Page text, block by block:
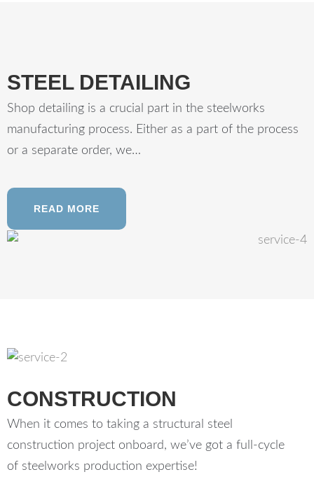
STEEL DETAILING
Shop detailing is a crucial part in the steelworks
manufacturing process. Either as a part of the process
or a separate order, we…
READ MORE
CONSTRUCTION
When it comes to taking a structural steel
construction project onboard, we’ve got a full-cycle
of steelworks production expertise!